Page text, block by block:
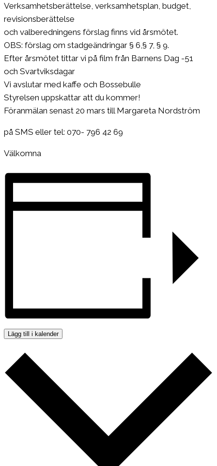
Verksamhetsberättelse, verksamhetsplan, budget,
revisionsberättelse
och valberedningens förslag finns vid årsmötet.
OBS: förslag om stadgeändringar § 6,§ 7, § 9.
Efter årsmötet tittar vi på film från Barnens Dag -51
och Svartviksdagar
Vi avslutar med kaffe och Bossebulle
Styrelsen uppskattar att du kommer!
Föranmälan senast 20 mars till Margareta Nordström
på SMS eller tel: 070- 796 42 69
Välkomna
Lägg till i kalender